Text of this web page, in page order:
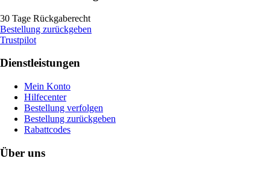
30 Tage Rückgaberecht
Bestellung zurückgeben
Trustpilot
Dienstleistungen
Mein Konto
Hilfecenter
Bestellung verfolgen
Bestellung zurückgeben
Rabattcodes
Über uns